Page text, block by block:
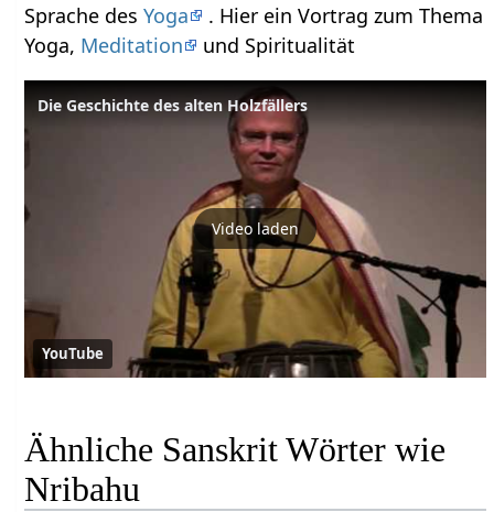
Sprache desYoga
. Hier ein Vortrag zum Thema
Yoga, Meditation und Spiritualität
Die Geschichte des alten Holzfällers
Video laden
YouTube
Ähnliche Sanskrit Wörter wie
Nribahu